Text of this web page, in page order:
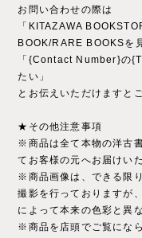
お問い合わせの際は
「KITAZAWA
BOOK/RARE BOOKSを
「{Contact Number}の
たい」
とお伝えいただけますと
★その他注意事項
※商品は全て本物の洋古
てお客様の元へお届けい
※商品画像は、できる限
撮影を行っておりますが
によって本来の色彩と異
※商品を店頭でご覧にな